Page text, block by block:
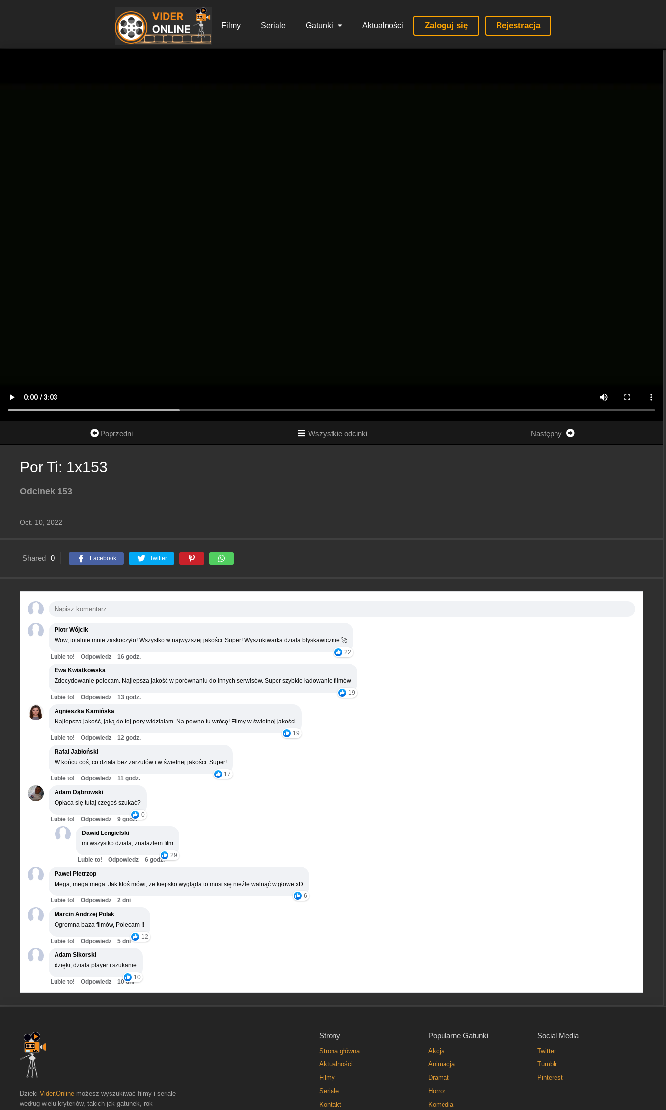
Filmy Seriale Gatunki Aktualności Zaloguj się Rejestracja
Poprzedni Wszystkie odcinki Następny
Por Ti: 1x153
Odcinek 153
Oct. 10, 2022
Shared 0 Facebook Twitter
Piotr Wójcik
Wow, totalnie mnie zaskoczyło! Wszystko w najwyższej jakości. Super! Wyszukiwarka działa błyskawicznie 🚀
22
Lubie to! Odpowiedz
16 godz.
Ewa Kwiatkowska
Zdecydowanie polecam. Najlepsza jakość w porównaniu do innych serwisów. Super szybkie ładowanie filmów
19
Lubie to! Odpowiedz
13 godz.
Agnieszka Kamińska
Najlepsza jakość, jaką do tej pory widziałam. Na pewno tu wrócę! Filmy w świetnej jakości
19
Lubie to! Odpowiedz
12 godz.
Rafał Jabłoński
W końcu coś, co działa bez zarzutów i w świetnej jakości. Super!
17
Lubie to! Odpowiedz
11 godz.
Adam Dąbrowski
Opłaca się tutaj czegoś szukać?
0
Lubie to! Odpowiedz
9 godz.
Dawid Lengielski
mi wszystko działa, znalazłem film
29
Lubie to! Odpowiedz
6 godz.
Paweł Pietrzop
Mega, mega mega. Jak ktoś mówi, że kiepsko wygląda to musi się nieźle walnąć w głowe xD
6
Lubie to! Odpowiedz
2 dni
Marcin Andrzej Polak
Ogromna baza filmów, Polecam !!
12
Lubie to! Odpowiedz
5 dni
Adam Sikorski
dzięki, działa player i szukanie
10
Lubie to! Odpowiedz 10 dni
Strony
Strona główna
Aktualności
Filmy
Seriale
Kontakt
Popularne Gatunki
Akcja
Animacja
Dramat
Horror
Komedia
Social Media
Twitter
Tumblr
Pinterest
Dzięki Vider.Online możesz wyszukiwać filmy i seriale
według wielu kryteriów, takich jak gatunek, rok